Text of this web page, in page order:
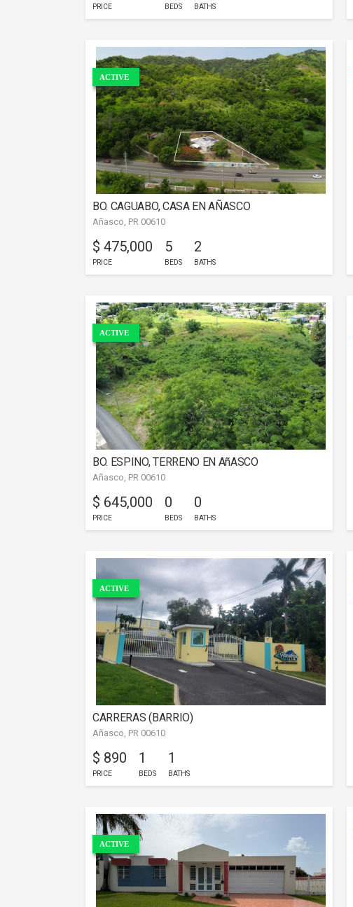
PRICE BEDS BATHS
ACTIVE
BO. CAGUABO, CASA EN AÑASCO
Añasco, PR 00610
$ 475,000
PRICE
5
BEDS
2
BATHS
ACTIVE
BO. ESPINO, TERRENO EN AñASCO
Añasco, PR 00610
$ 645,000
PRICE
0
BEDS
0
BATHS
ACTIVE
CARRERAS (BARRIO)
Añasco, PR 00610
$ 890
PRICE
1
BEDS
1
BATHS
ACTIVE